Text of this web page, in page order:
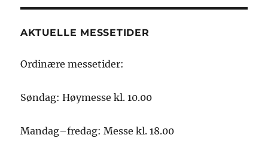
AKTUELLE MESSETIDER
Ordinære messetider:
Søndag: Høymesse kl. 10.00
Mandag–fredag: Messe kl. 18.00